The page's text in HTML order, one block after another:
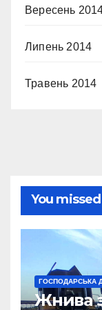
Вересень
Липень 2014
Травень 2014
You missed
ГОСПОДАРСЬКА
Жнива